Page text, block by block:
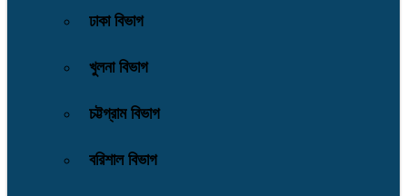
ঢাকা বিভাগ
খুলনা বিভাগ
চট্টগ্রাম বিভাগ
বরিশাল বিভাগ